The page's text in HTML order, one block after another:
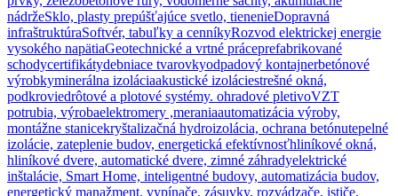
nádržeSklo, plasty prepúšťajúce svetlo, tienenieDopravná
infraštruktúraSoftvér, tabuľky a cenníkyRozvod elektrickej energie
vysokého napätiaGeotechnické a vrtné práceprefabrikované
schodycertifikátydebniace tvarovkyodpadový kontajnerbetónové
výrobkyminerálna izoláciaakustické izoláciestrešné okná,
podkroviedrôtové a plotové systémy. ohradové pletivoVZT
potrubia, výrobaelektromery ,meraniaautomatizácia výroby,
montážne stanicekryštalizačná hydroizolácia, ochrana betónutepelné
izolácie, zateplenie budov, energetická efektívnosťhliníkové okná,
hliníkové dvere, automatické dvere, zimné záhradyelektrické
inštalácie, Smart Home, inteligentné budovy, automatizácia budov,
energetický manažment, vypínače, zásuvky, rozvádzače, ističe,